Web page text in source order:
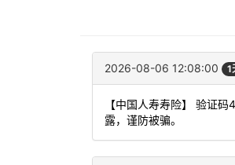
2026-08-06 12:08:00 1
【中国人寿寿险】 验证
露，谨防被骗。